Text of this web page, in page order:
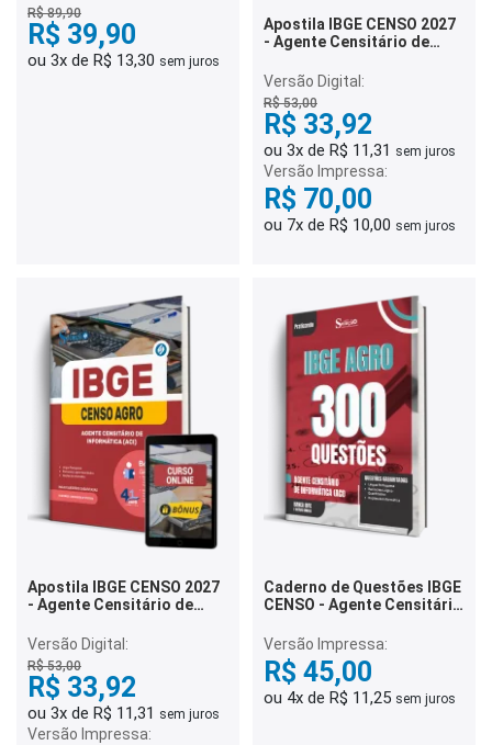
Mil Questões
R$ 89,90
R$ 39,90
ou 3x de R$ 13,30 sem juros
Apostila IBGE CENSO 2027
- Agente Censitário de
Versão Digital:
R$ 53,00
R$ 33,92
ou 3x de R$ 11,31 sem juros
Versão Impressa:
R$ 70,00
ou 7x de R$ 10,00 sem juros
Apostila IBGE CENSO 2027
- Agente Censitário de
Versão Digital:
R$ 53,00
R$ 33,92
ou 3x de R$ 11,31 sem juros
Versão Impressa:
Caderno de Questões IBGE
CENSO - Agente Censitário
Questões Gabaritadas
Versão Impressa:
R$ 45,00
ou 4x de R$ 11,25 sem juros